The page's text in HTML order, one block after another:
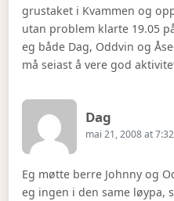
grustaket i Kvammen og
utan problem klarte 19.05
eg både Dag, Oddvin og
må seiast å vere god
Dag
mai 21, 2008 at
Eg møtte berre Johnny og
eg ingen i den same løypa,